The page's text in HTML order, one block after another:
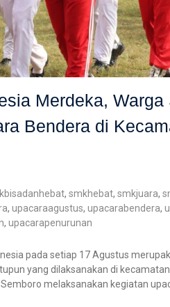
Merdeka, Warga
Bendera di
, smkhebat, smkjuara,
, upacaraagustus, upacarabendera,
, upacarapenurunan
pada setiap 17 Agustus
yang dilaksanakan di
melaksanakan kegiatan